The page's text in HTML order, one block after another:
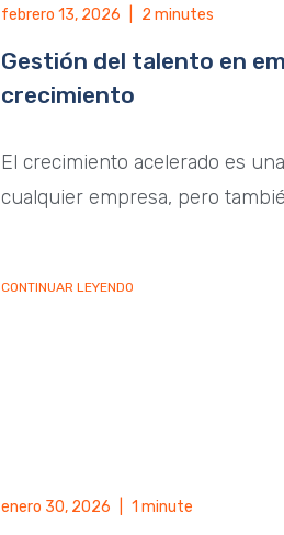
febrero 13, 2026 2 minutes
Gestión del talento en
crecimiento
El crecimiento acelerado es
cualquier empresa, pero
CONTINUAR LEYENDO
enero 30, 2026 1 minute